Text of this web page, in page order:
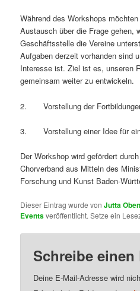
Während des Workshops
Austausch über die Frage gehen,
Geschäftsstelle die Vereine
Aufgaben derzeit vorhanden sind
Interesse ist. Ziel ist es, unseren
gemeinsam weiter zu entwickeln.
2. Vorstellung der
3. Vorstellung einer Idee für ein
Der Workshop wird gefördert
Chorverband aus Mitteln des
Forschung und Kunst Baden-
Dieser Eintrag wurde vonJutta
Eventsveröffentlicht. Setze ein
Schreibe einen
Deine E-Mail-Adresse wird